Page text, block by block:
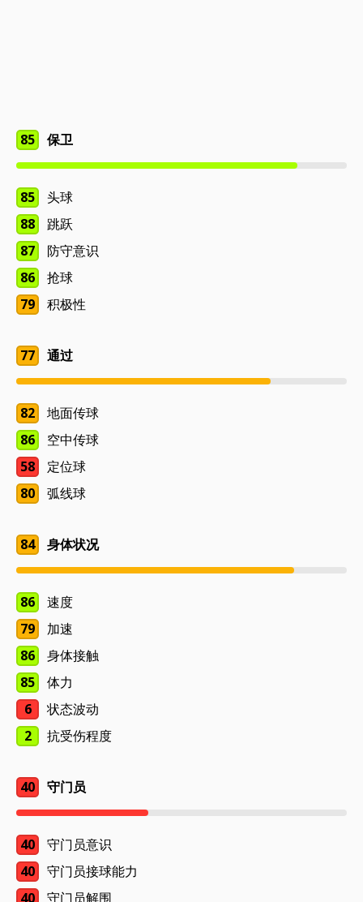
85 保卫
85
头球
88
跳跃
87
防守意识
86
抢球
79
积极性
77 通过
82
地面传球
86
空中传球
58
定位球
80
弧线球
84 身体状况
86
速度
79
加速
86
身体接触
85
体力
6
状态波动
2
抗受伤程度
40 守门员
40
守门员意识
40
守门员接球能力
40
守门员解围